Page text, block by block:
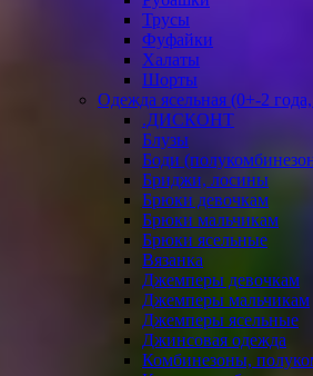
Трусы
Фуфайки
Халаты
Шорты
Одежда ясельная (0+-2
.ДИСКОНТ
Блузы
Боди
Бриджи, лосины
Брюки девочкам
Брюки мальчикам
Брюки ясельные
Вязанка
Джемперы девочкам
Джемперы мальчикам
Джемперы ясельные
Джинсовая одежда
Комбинезоны,